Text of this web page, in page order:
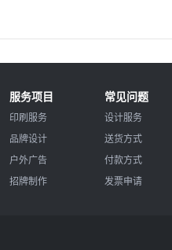
服务项目
印刷服务
品牌设计
户外广告
招牌制作
常见问题
设计服务
送货方式
付款方式
发票申请